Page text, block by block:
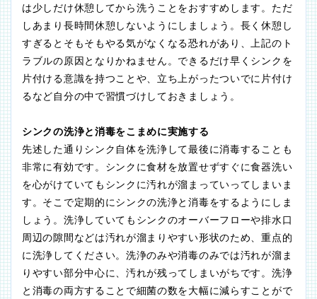
は少しだけ休憩してから洗うことをおすすめします。ただ
しあまり長時間休憩しないようにしましょう。長く休憩し
すぎるとそもそもやる気がなくなる恐れがあり、上記のト
ラブルの原因となりかねません。できるだけ早くシンクを
片付ける意識を持つことや、立ち上がったついでに片付け
るなど自分の中で習慣づけしておきましょう。
シンクの洗浄と消毒をこまめに実施する
先述した通りシンク自体を洗浄して最後に消毒することも
非常に有効です。シンクに食材を放置せずすぐに食器洗い
を心がけていてもシンクに汚れが溜まっていってしまいま
す。そこで定期的にシンクの洗浄と消毒をするようにしま
しょう。洗浄していてもシンクのオーバーフローや排水口
周辺の隙間などは汚れが溜まりやすい形状のため、重点的
に洗浄してください。洗浄のみや消毒のみでは汚れが溜ま
りやすい部分中心に、汚れが残ってしまいがちです。洗浄
と消毒の両方することで細菌の数を大幅に減らすことがで